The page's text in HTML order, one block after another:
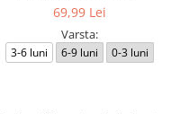
69,99 Lei
Varsta:
3-6 luni 6-9 luni 0-3 luni